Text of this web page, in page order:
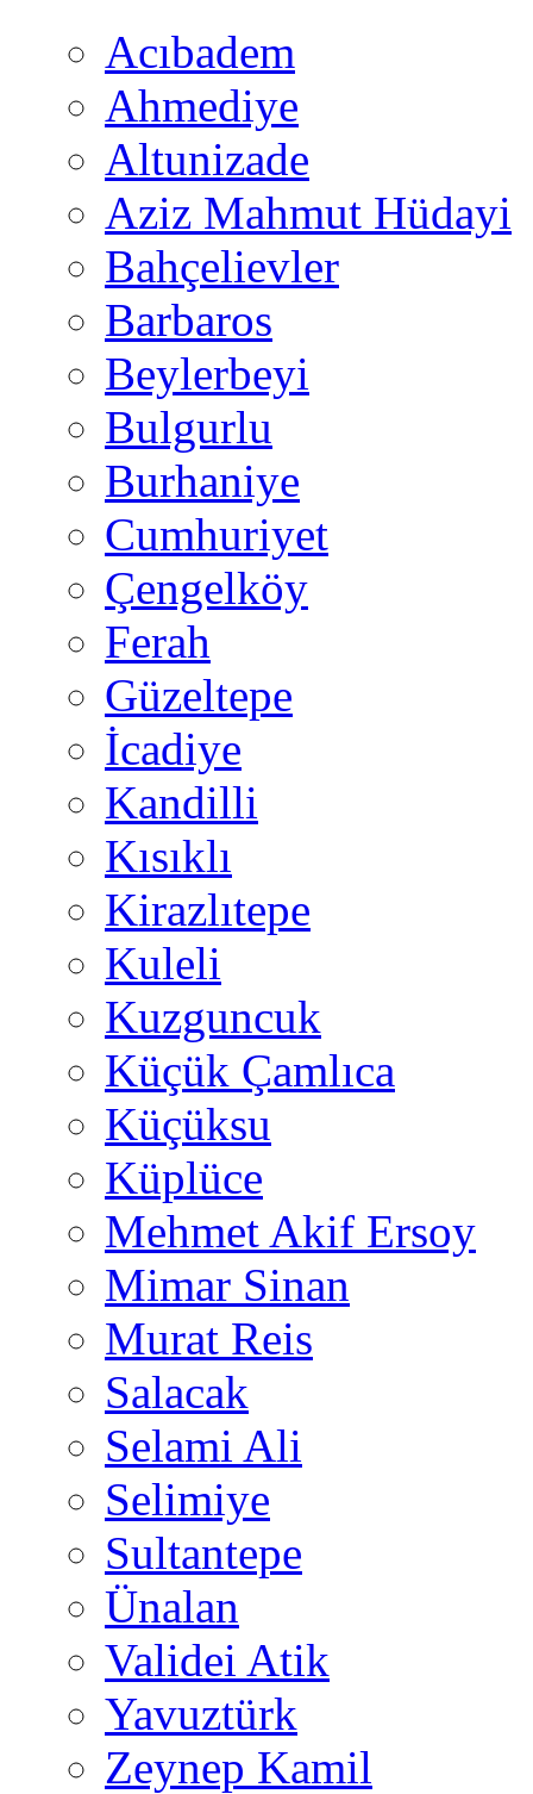
Acıbadem
Ahmediye
Altunizade
Aziz Mahmut Hüdayi
Bahçelievler
Barbaros
Beylerbeyi
Bulgurlu
Burhaniye
Cumhuriyet
Çengelköy
Ferah
Güzeltepe
İcadiye
Kandilli
Kısıklı
Kirazlıtepe
Kuleli
Kuzguncuk
Küçük Çamlıca
Küçüksu
Küplüce
Mehmet Akif Ersoy
Mimar Sinan
Murat Reis
Salacak
Selami Ali
Selimiye
Sultantepe
Ünalan
Validei Atik
Yavuztürk
Zeynep Kamil